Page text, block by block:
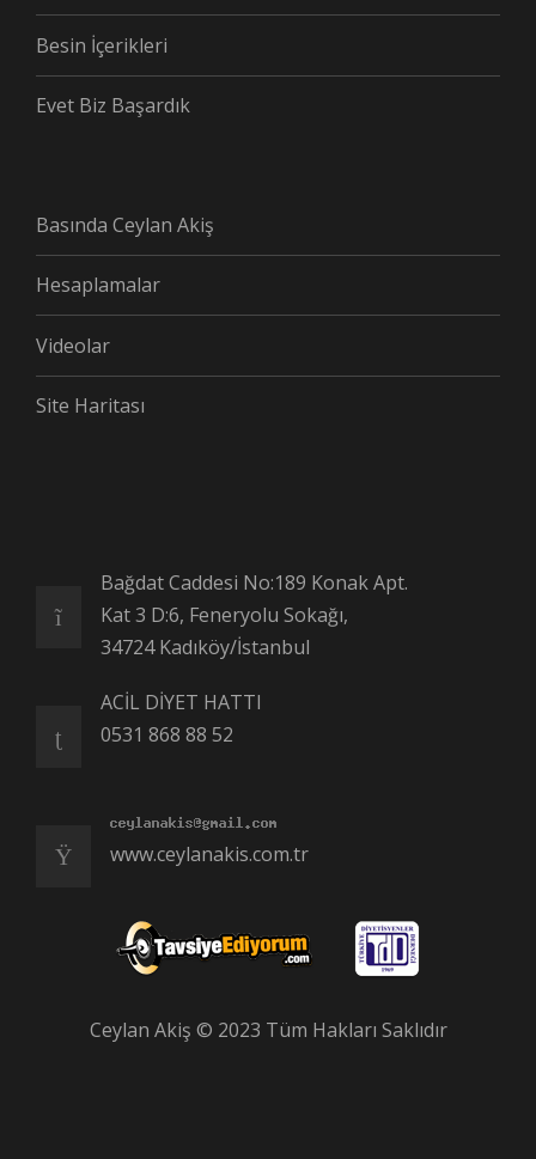
Besin İçerikleri
Evet Biz Başardık
Basında Ceylan Akiş
Hesaplamalar
Videolar
Site Haritası
Bağdat Caddesi No:189 Konak Apt.
Kat 3 D:6, Feneryolu Sokağı,
34724 Kadıköy/İstanbul
ACİL DİYET HATTI
0531 868 88 52
www.ceylanakis.com.tr
Ceylan Akiş © 2023 Tüm Hakları Saklıdır